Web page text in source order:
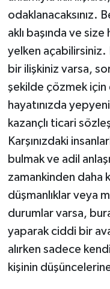
odaklanacaksınız.
aklı başında ve
yelken açabilirsiniz.
bir ilişkiniz varsa,
şekilde çözmek için
hayatınızda
kazançlı ticari
Karşınızdaki
bulmak ve adil
zamankinden daha
düşmanlıklar veya
durumlar varsa,
yaparak ciddi bir
alırken sadece
kişinin